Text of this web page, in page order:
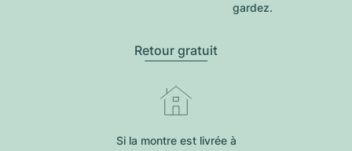
gardez.
Retour gratuit
Si la montre est livrée à